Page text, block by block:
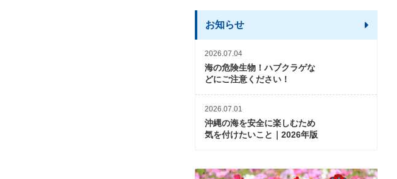
お知らせ
2026.07.04
海の危険生物！ハブクラゲな
どにご注意ください！
2026.07.01
沖縄の海を安全に楽しむため
気を付けたいこと｜2026年版